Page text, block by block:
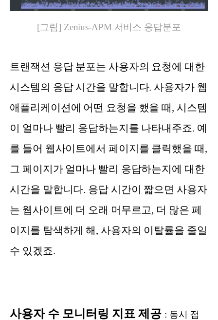
[그림] Zenius-APM 서비스 응답분포
트랜잭션 응답 분포는 사용자의 요청에 대한
시스템의 응답 시간을 말합니다. 사용자가 웹
애플리케이션에 어떤 요청을 했을 때, 시스템
이 얼마나 빨리 응답하는지를 나타내주죠. 예
를 들어 웹사이트에서 페이지를 클릭했을 때,
그 페이지가 얼마나 빨리 응답하는지에 대한
시간을 말합니다. 응답 시간이 짧으면 사용자
는 웹사이트에 더 오래 머무르고, 더 많은 페
이지를 탐색하게 해, 사용자의 이탈률을 줄일
수 있겠죠.
사용자 수 모니터링 지표 제공 : 동시 접